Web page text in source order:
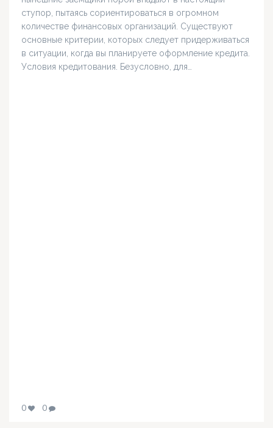
ступор, пытаясь сориентироваться в огромном
количестве финансовых организаций. Существуют
основные критерии, которых следует придерживаться
в ситуации, когда вы планируете оформление кредита.
Условия кредитования. Безусловно, для…
0 0